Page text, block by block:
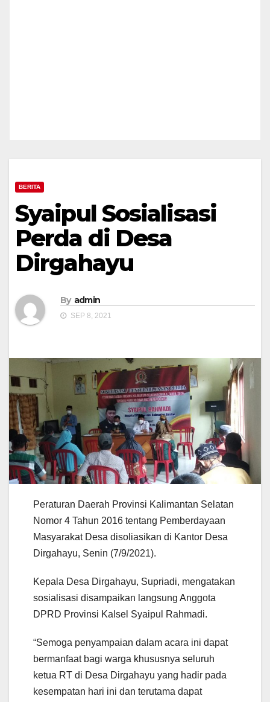
BERITA
Syaipul Sosialisasi
Perda di Desa
Dirgahayu
By admin
SEP 8, 2021
Peraturan Daerah Provinsi Kalimantan Selatan
Nomor 4 Tahun 2016 tentang Pemberdayaan
Masyarakat Desa disoliasikan di Kantor Desa
Dirgahayu, Senin (7/9/2021).
Kepala Desa Dirgahayu, Supriadi, mengatakan
sosialisasi disampaikan langsung Anggota
DPRD Provinsi Kalsel Syaipul Rahmadi.
“Semoga penyampaian dalam acara ini dapat
bermanfaat bagi warga khususnya seluruh
ketua RT di Desa Dirgahayu yang hadir pada
kesempatan hari ini dan terutama dapat